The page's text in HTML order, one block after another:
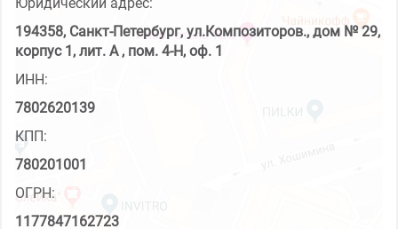
194358, Санкт-Петербург, ул.Композиторов., дом № 29,
корпус 1, лит. А , пом. 4-Н, оф. 1
ИНН:
7802620139
КПП:
780201001
ОГРН:
1177847162723